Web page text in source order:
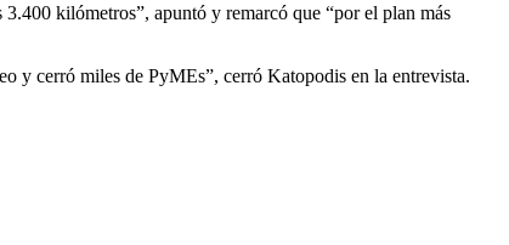
3.400 kilómetros”, apuntó y remarcó que “por el plan más
y cerró miles de PyMEs”, cerró Katopodis en la entrevista.